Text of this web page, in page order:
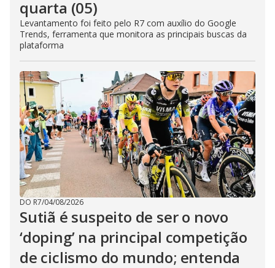
quarta (05)
Levantamento foi feito pelo R7 com auxílio do Google
Trends, ferramenta que monitora as principais buscas da
plataforma
DO R7/04/08/2026
Sutiã é suspeito de ser o novo
‘doping’ na principal competição
de ciclismo do mundo; entenda